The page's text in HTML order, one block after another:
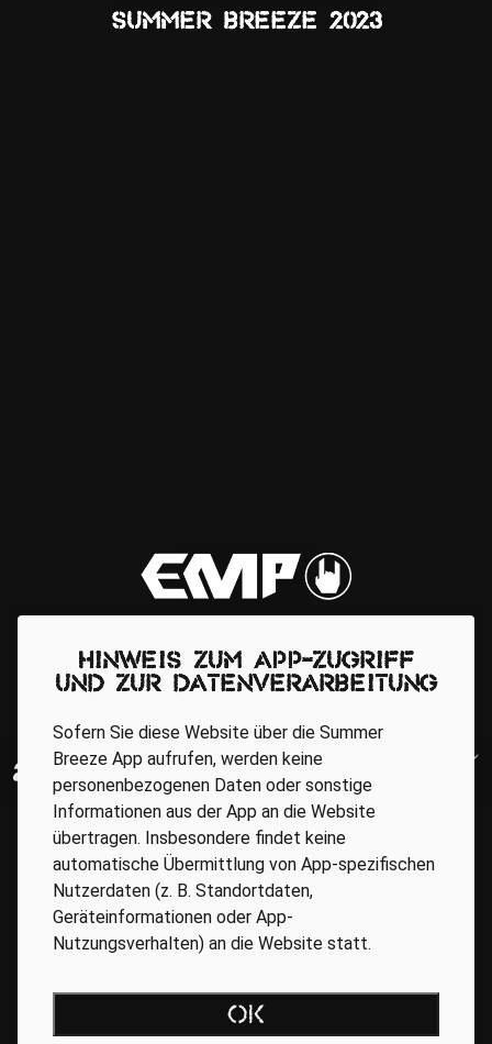
Summer Breeze 2023
Hinweis zum App-Zugriff
und zur Datenverarbeitung
Sofern Sie diese Website über die Summer
Breeze App aufrufen, werden keine
personenbezogenen Daten oder sonstige
Informationen aus der App an die Website
übertragen. Insbesondere findet keine
automatische Übermittlung von App-spezifischen
Nutzerdaten (z. B. Standortdaten,
Geräteinformationen oder App-
Nutzungsverhalten) an die Website statt.
OK